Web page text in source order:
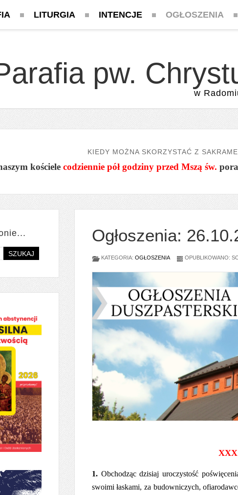
LITURGIA INTENCJE OGŁOSZENIA
pw.
w
KIEDY MOŻNA SKORZYSTAĆ Z
kościelecodziennie pół godziny przed Mszą św.
SZUKAJ
Ogłoszenia:
KATEGORIA: OGŁOSZENIA OPUBLIKOWANO:
XXX
1.Obchodząc dzisiaj uroczystość
swoimi łaskami, za budowniczych,